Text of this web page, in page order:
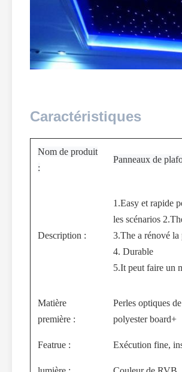
Caractéristiques
Nom de produit
:
Panneaux de
Description :
1.Easy et rapide
les scénarios
3.The a rénové la
4. Durable
5.It peut faire un
Matière
première :
Perles optiques
polyester board+
Featrue : Exécution fine,